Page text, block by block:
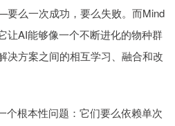
么一次成功，要么失败。而Mind
让AI能够像一个不断进化的物种群
决方案之间的相互学习、融合和改
个根本性问题：它们要么依赖单次